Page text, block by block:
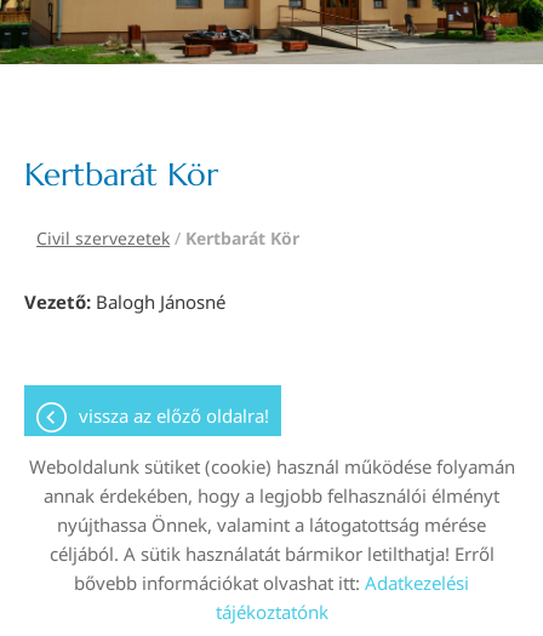
Kertbarát Kör
Civil szervezetek / Kertbarát Kör
Vezető: Balogh Jánosné
vissza az előző oldalra!
Oldal információk
Adatkezelési tájékoztató
Impresszum
Sütik kezelése
Weboldalunk sütiket (cookie) használ működése folyamán
annak érdekében, hogy a legjobb felhasználói élményt
nyújthassa Önnek, valamint a látogatottság mérése
céljából. A sütik használatát bármikor letilthatja! Erről
bővebb információkat olvashat itt: Adatkezelési
tájékoztatónk